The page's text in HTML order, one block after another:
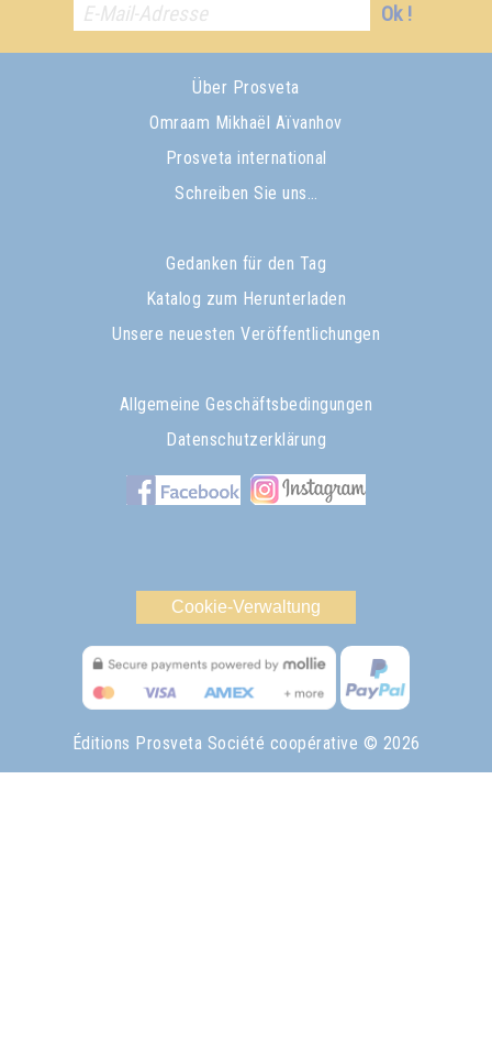
Ok !
Über Prosveta
Omraam Mikhaël Aïvanhov
Prosveta international
Schreiben Sie uns…
Gedanken für den Tag
Katalog zum Herunterladen
Unsere neuesten Veröffentlichungen
Allgemeine Geschäftsbedingungen
Datenschutzerklärung
Cookie-Verwaltung
Éditions Prosveta Société coopérative © 2026